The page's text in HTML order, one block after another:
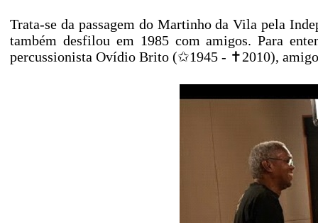
Trata-se da passagem do Martinho da Vila pela
também desfilou em 1985 com amigos. Para
percussionista Ovídio Brito (✩1945 - ✝2010),